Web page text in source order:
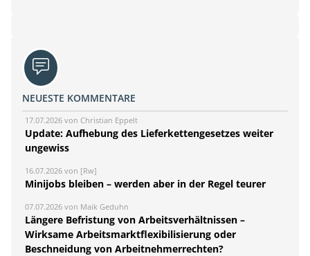
NEUESTE KOMMENTARE
17.07.2026 von Christian Eppelt
Update: Aufhebung des Lieferkettengesetzes weiter
ungewiss
16.07.2026 von [Rw]
Minijobs bleiben – werden aber in der Regel teurer
07.07.2026 von Maik Geduhn
Längere Befristung von Arbeitsverhältnissen –
Wirksame Arbeitsmarktflexibilisierung oder
Beschneidung von Arbeitnehmerrechten?